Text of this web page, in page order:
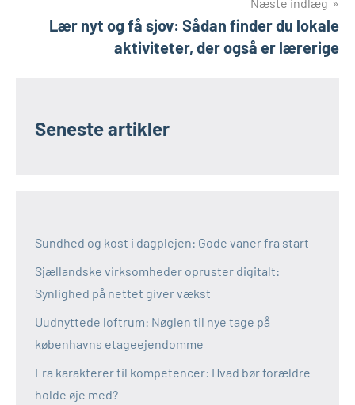
Lær nyt og få sjov: Sådan finder du lokale
aktiviteter, der også er lærerige
Seneste artikler
Sundhed og kost i dagplejen: Gode vaner fra start
Sjællandske virksomheder opruster digitalt:
Synlighed på nettet giver vækst
Uudnyttede loftrum: Nøglen til nye tage på
københavns etageejendomme
Fra karakterer til kompetencer: Hvad bør forældre
holde øje med?